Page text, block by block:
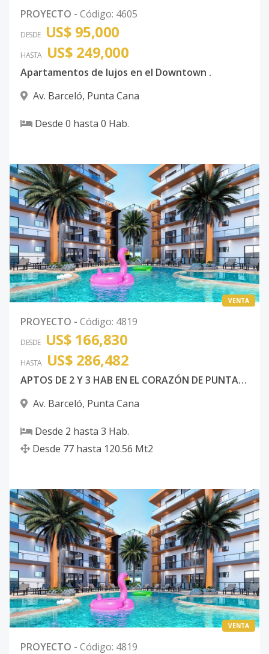
PROYECTO - Código: 4605
DESDE US$ 95,000
HASTA US$ 249,000
Apartamentos de lujos en el Downtown .
Av. Barceló, Punta Cana
Desde 0 hasta 0 Hab.
VENTA
PROYECTO - Código: 4819
DESDE US$ 166,830
HASTA US$ 286,482
APTOS DE 2 Y 3 HAB EN EL CORAZÓN DE PUNTA CANA
Av. Barceló, Punta Cana
Desde 2 hasta 3 Hab.
Desde 77 hasta 120.56 Mt2
VENTA
PROYECTO - Código: 4819